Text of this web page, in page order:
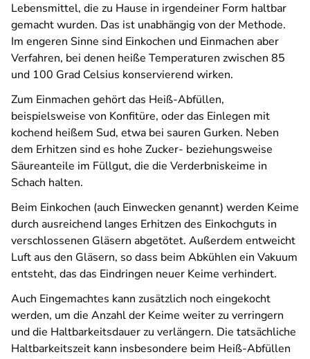
Lebensmittel, die zu Hause in irgendeiner Form haltbar
gemacht wurden. Das ist unabhängig von der Methode.
Im engeren Sinne sind Einkochen und Einmachen aber
Verfahren, bei denen heiße Temperaturen zwischen 85
und 100 Grad Celsius konservierend wirken.
Zum Einmachen gehört das Heiß-Abfüllen,
beispielsweise von Konfitüre, oder das Einlegen mit
kochend heißem Sud, etwa bei sauren Gurken. Neben
dem Erhitzen sind es hohe Zucker- beziehungsweise
Säureanteile im Füllgut, die die Verderbniskeime in
Schach halten.
Beim Einkochen (auch Einwecken genannt) werden Keime
durch ausreichend langes Erhitzen des Einkochguts in
verschlossenen Gläsern abgetötet. Außerdem entweicht
Luft aus den Gläsern, so dass beim Abkühlen ein Vakuum
entsteht, das das Eindringen neuer Keime verhindert.
Auch Eingemachtes kann zusätzlich noch eingekocht
werden, um die Anzahl der Keime weiter zu verringern
und die Haltbarkeitsdauer zu verlängern. Die tatsächliche
Haltbarkeitszeit kann insbesondere beim Heiß-Abfüllen